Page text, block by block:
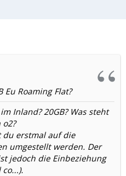
Womit fahre ich besser?
All-in L Flex (2015)
Eu Roaming Flat?
Inland? 20GB? Was steht
erstmal auf die
umgestellt werden. Der
jedoch die Einbeziehung